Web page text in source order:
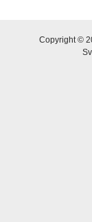
Copyright ©